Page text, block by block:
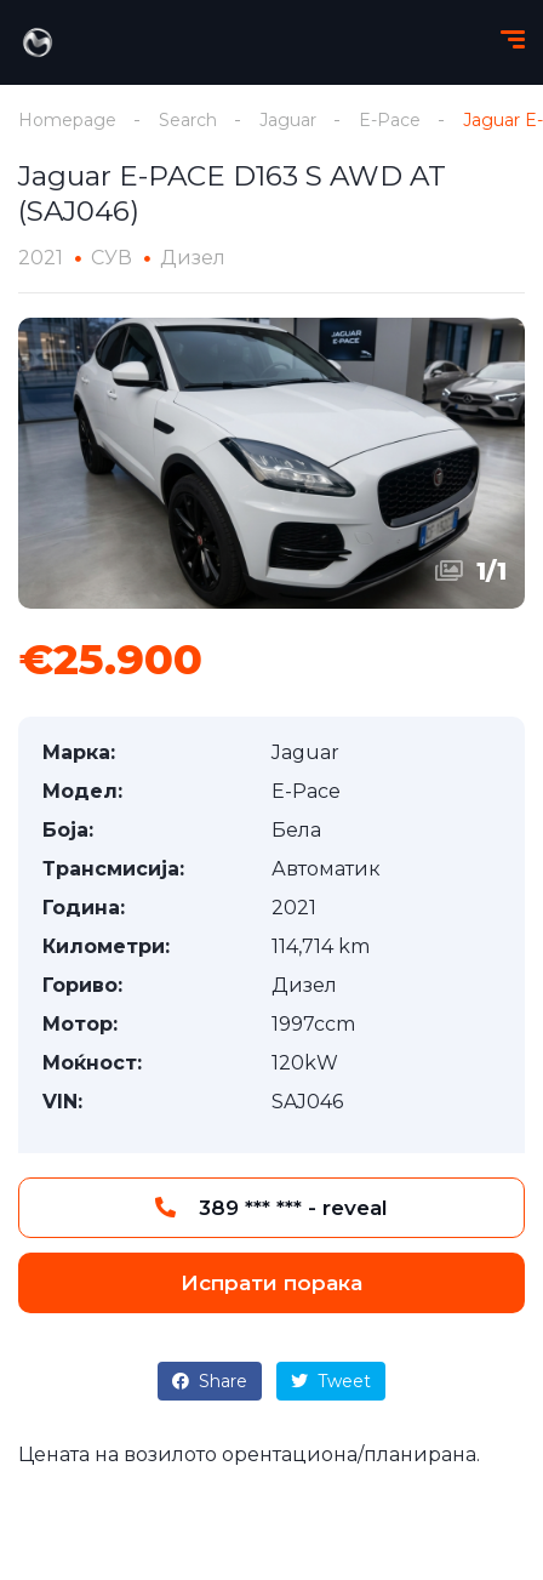
Homepage Search Jaguar E-Pace Jaguar
Jaguar E-PACE D163 S AWD AT
(SAJ046)
2021 СУВ Дизел
1/1
€25.900
Марка:
Jaguar
Модел:
E-Pace
Боја:
Бела
Трансмисија:
Автоматик
Година:
2021
Километри:
114,714 km
Гориво:
Дизел
Мотор:
1997ccm
Моќност:
120kW
VIN:
SAJ046
389 *** *** - reveal
Испрати порака
Share Tweet
Цената на возилото орентациона/планирана.